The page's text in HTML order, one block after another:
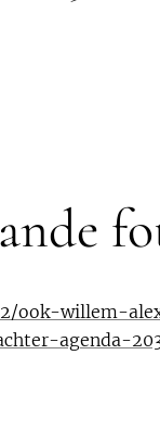
ook-willem-
agenda-